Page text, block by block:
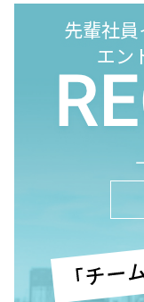
先輩社員
エン